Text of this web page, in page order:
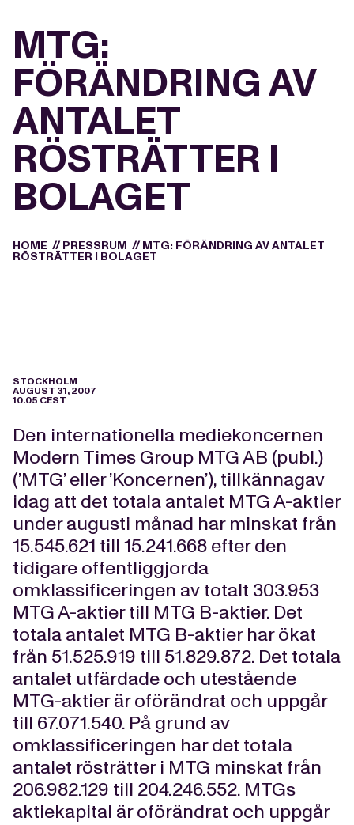
MTG:
FÖRÄNDRING AV
ANTALET
RÖSTRÄTTER I
BOLAGET
HOME // PRESSRUM // MTG: FÖRÄNDRING AV ANTALET
RÖSTRÄTTER I BOLAGET
STOCKHOLM
AUGUST 31, 2007
10.05 CEST
Den internationella mediekoncernen
Modern Times Group MTG AB (publ.)
(’MTG’ eller ’Koncernen’), tillkännagav
idag att det totala antalet MTG A-aktier
under augusti månad har minskat från
15.545.621 till 15.241.668 efter den
tidigare offentliggjorda
omklassificeringen av totalt 303.953
MTG A-aktier till MTG B-aktier. Det
totala antalet MTG B-aktier har ökat
från 51.525.919 till 51.829.872. Det totala
antalet utfärdade och utestående
MTG-aktier är oförändrat och uppgår
till 67.071.540. På grund av
omklassificeringen har det totala
antalet rösträtter i MTG minskat från
206.982.129 till 204.246.552. MTGs
aktiekapital är oförändrat och uppgår